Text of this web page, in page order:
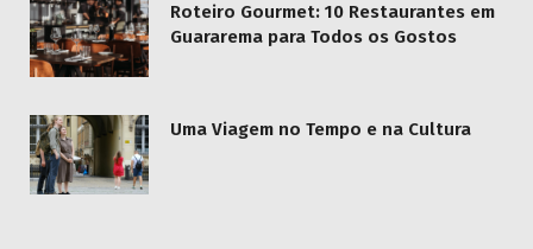
Roteiro Gourmet: 10 Restaurantes em
Guararema para Todos os Gostos
Uma Viagem no Tempo e na Cultura